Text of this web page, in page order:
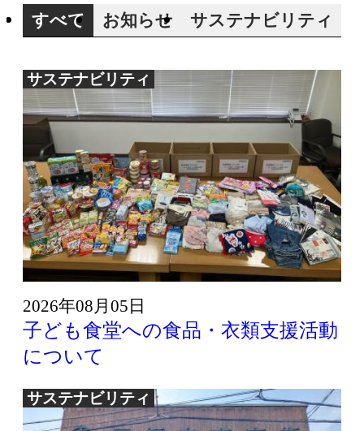
すべて お知らせ サステナビリティ
サステナビリティ
2026年08月05日
子ども食堂への食品・衣類支援活動
について
サステナビリティ